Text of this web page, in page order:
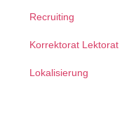
Recruiting
Korrektorat Lektorat
Lokalisierung